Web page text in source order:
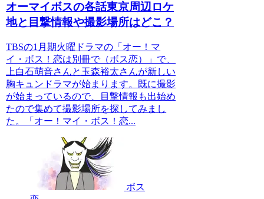
オーマイボスの各話東京周辺ロケ
地と目撃情報や撮影場所はどこ？
TBSの1月期火曜ドラマの「オー！マ
イ・ボス！恋は別冊で（ボス恋）」で、
上白石萌音さんと玉森裕太さんが新しい
胸キュンドラマが始まります。既に撮影
が始まっているので、目撃情報も出始め
たので集めて撮影場所を探してみまし
た。「オー！マイ・ボス！恋...
ボス